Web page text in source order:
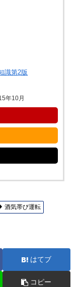
識第2版
年10月
酒気帯び運転
はてブ
コピー